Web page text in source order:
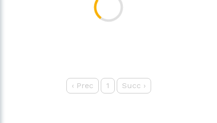
‹ Prec 1 Succ ›